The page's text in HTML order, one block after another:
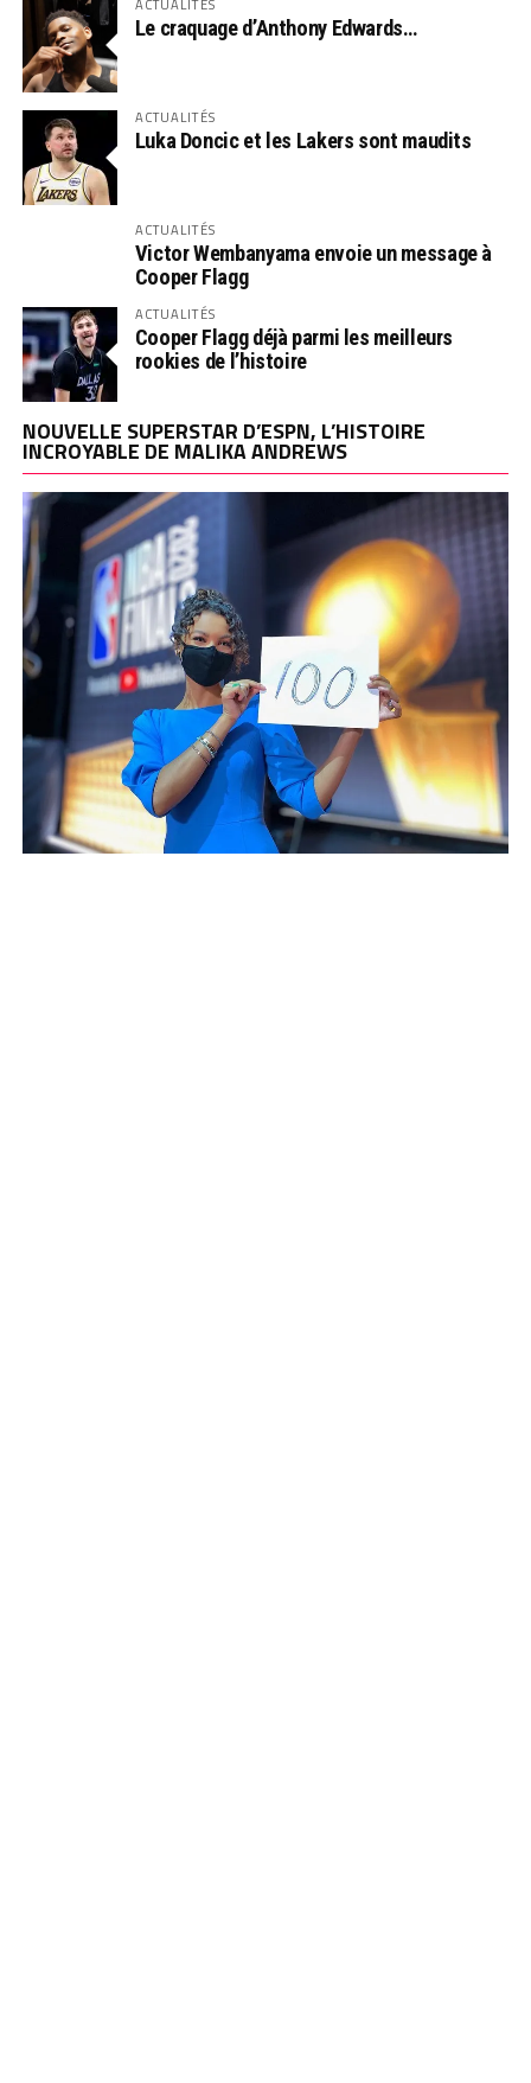
ACTUALITÉS
Le craquage d’Anthony Edwards…
ACTUALITÉS
Luka Doncic et les Lakers sont maudits
ACTUALITÉS
Victor Wembanyama envoie un message à
Cooper Flagg
ACTUALITÉS
Cooper Flagg déjà parmi les meilleurs
rookies de l’histoire
NOUVELLE SUPERSTAR D’ESPN, L’HISTOIRE
INCROYABLE DE MALIKA ANDREWS